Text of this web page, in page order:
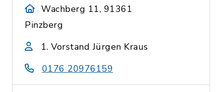
Wachberg 11, 91361
Pinzberg
1. Vorstand Jürgen Kraus
0176 20976159